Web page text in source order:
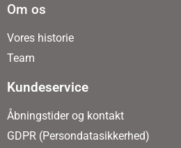
Om os
Vores historie
Team
Kundeservice
Åbningstider og kontakt
GDPR (Persondatasikkerhed)